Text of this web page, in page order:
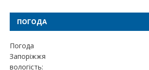
ПОГОДА
Погода
Запоріжжя
вологість: